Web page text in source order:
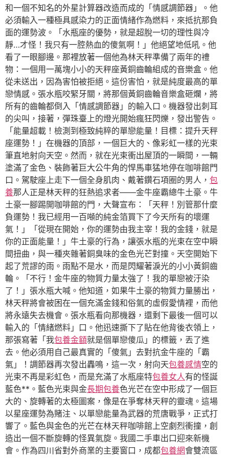
和一個不知名的外星計算器改造而成的「情感調節器」。他
必須輸入一種極具感染力的正面情緒作為燃料，來抵抗那負
面的運勢波。「水瓶座的優勢，就是超脫一切的理性與冷
靜…才怪！我只有一腔熱血的傻氣啊！」他絕望地低吼。他
看了一眼腳邊。那裡放著一個他為林天秤準備了兩年的禮
物：一個用一萬塊小小的天秤座黃銅齒輪組成的音樂盒。他
從未送出，因為害怕被拒絕。這份害怕，就是純度最高的單
戀情感。張水瓶咬緊牙關，將那個黃銅齒輪音樂盒砸爛，將
所有的齒輪都倒入「情感調節器」的輸入口。機器發出刺耳
的尖叫，接著，彈珠臺上的燈光開始瘋狂閃爍，發出警告。
「能量超載！檢測到極致純粹的單戀能量！目標：提升天秤
座運勢！」在機器的頂部，一個巨大的、像彩虹一樣的光束
筆直地射向天空。然而，就在光束衝出屋頂的一瞬間，一輛
塗滿了金色、裝飾著巨大公牛角的悍馬車猛地停在咖啡館門
口。駕駛座上走下一個全身肌肉、戴著鑽石項圈的男人， 包
養那人正是林天秤的狂熱追求者——金牛座霸總牛土豪。牛
土豪一腳踢開咖啡館的門，大聲宣布：「天秤！別管那什麼
負運勢！我已經用一百噸的純金箔買下了今天所有的壞運
氣！」「從現在開始，你的運勢由我主宰！我的金錢，就是
你的正面能量！」牛土豪的行為，讓張水瓶的光束在空中瞬
間扭曲，與一種夾雜著銅臭味的金色光芒對撞。天空開始下
起了荒謬的雨。雨點不是水，而是閃耀著淚光的小小黃銅齒
輪。「不行！金牛座的物質力量太強了！我的單戀被汙染
了！」張水瓶大喊。他知道，如果牛土豪的物質力量勝出，
林天秤將會被困在一個充滿金錢和俗氣的虛假愛情裡，而他
將永遠失去機會。張水瓶看向那機器，還剩下最後一個可以
輸入的「情緒燃料」口。他迅速撕下了貼在他背後衣領上，
那張寫著「我包養金額就是個單戀傻瓜」的標籤，丟了進
去。他必須用自己最真實的「傻氣」去對抗金牛座的「霸
氣」！調節器再次發出轟鳴，這一次，射向天包養感情空的
光束不再是彩虹色，而是充滿了水瓶座特包養女人有的怪誕
藍色**。藍色光束與金長期包養色光芒在空中形成了一個巨
大的、旋轉著的太極圖案，像是在爭奪林天秤的靈魂。這場
以星座運勢為賭注、以單戀能量為武器的荒唐戰爭，正式打
響了。藍色與金色的光芒在林天秤咖啡館上空劇烈衝撞，創
造出一個不斷旋轉的怪異氣旋。我國二手車出口迎來新機
會。作為四川省對外商業的主要窗口，成都包養網會雙流區